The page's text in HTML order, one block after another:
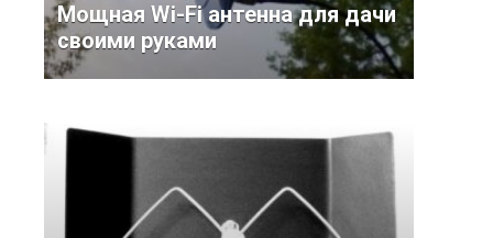
Мощная Wi-Fi антенна для дачи
своими руками